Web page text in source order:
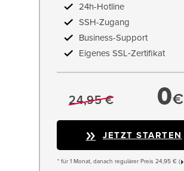
24h-Hotline
SSH-Zugang
Business-Support
Eigenes SSL‑Zertifikat
24,95 € 0€
JETZT STARTEN
* für 1 Monat, danach regulärer Preis 24,95 € (